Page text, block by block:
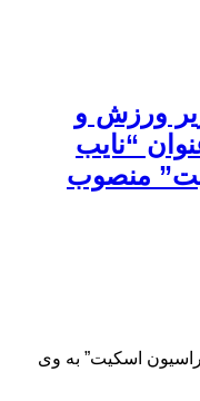
ورزش و
“نایب
منصوب
اسکیت” به وی